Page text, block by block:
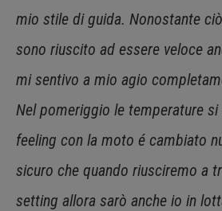
mio stile di guida. Nonostante
sono riuscito ad essere veloce
mi sentivo a mio agio
Nel pomeriggio le temperature
feeling con la moto é cambiato
sicuro che quando riusciremo a
setting allora sarò anche io in